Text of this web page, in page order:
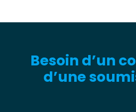
Besoin d’un
d’une